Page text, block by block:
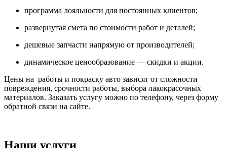
программа лояльности для постоянных клиентов;
развернутая смета по стоимости работ и деталей;
дешевые запчасти напрямую от производителей;
динамическое ценообразование — скидки и акции.
Цены на работы и покраску авто зависят от сложности
повреждения, срочности работы, выбора лакокрасочных
материалов. Заказать услугу можно по телефону, через форму
обратной связи на сайте.
Наши услуги